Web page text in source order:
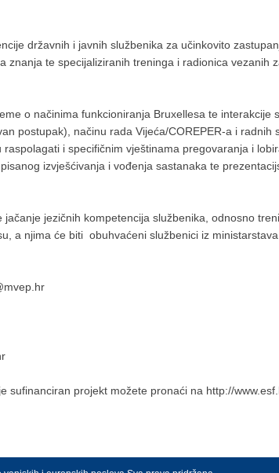
državnih i javnih službenika za učinkovito
te specijaliziranih treninga i radionica vezanih
o načinima funkcioniranja Bruxellesa te interakcije
postupak), načinu rada Vijeća/COREPER-a i radnih
i specifičnim vještinama pregovaranja i
izvješćivanja i vođenja sastanaka te
jezičnih kompetencija službenika, odnosno
a njima će biti obuhvaćeni službenici iz
projekt možete pronaći na http://